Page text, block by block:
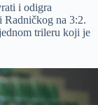
i odigra
Radničkog na 3:2.
trileru koji je